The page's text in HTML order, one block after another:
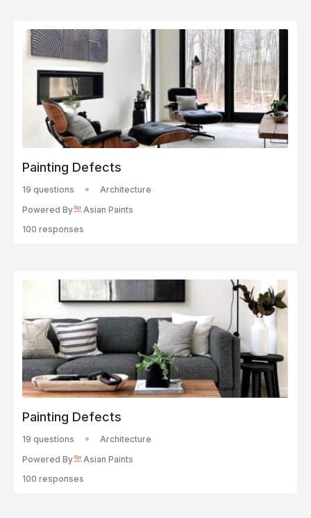
Painting Defects
19 questions
Architecture
Powered By
Asian Paints
100 responses
Painting Defects
19 questions
Architecture
Powered By
Asian Paints
100 responses